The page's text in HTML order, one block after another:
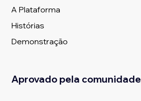
A Plataforma
Histórias
Demonstração
Aprovado pela comunidade